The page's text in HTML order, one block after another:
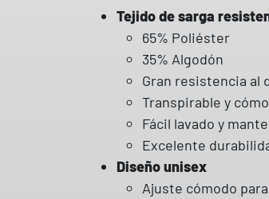
Tejido de sarga
65% Poliéster
35% Algodón
Gran resistencia al
Transpirable y
Fácil lavado y
Excelente
Diseño unisex
Ajuste cómodo